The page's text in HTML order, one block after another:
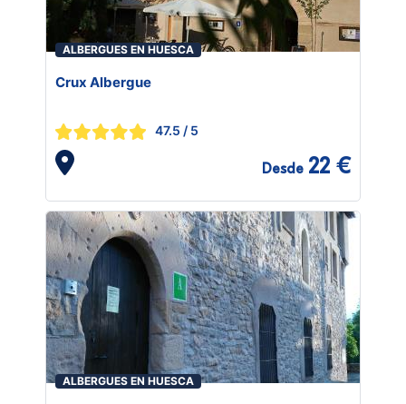
ALBERGUES EN HUESCA
Crux Albergue
47.5 / 5
Desde 22 €
ALBERGUES EN HUESCA